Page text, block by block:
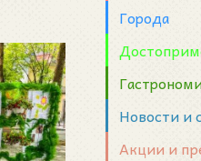
Города
Новости и
Акции и